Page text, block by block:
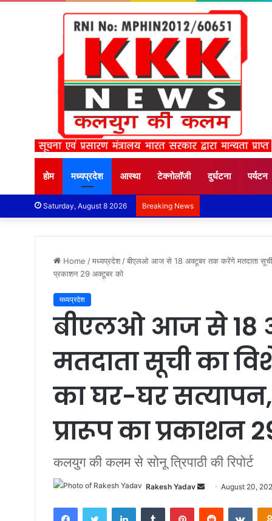
होम मध्यप्रदेश आस्था टेक्नोलॉजी दुर्घटना पर्यटन
Saturday, August 8 2026 Breaking News
Home /मध्यप्रदेश /बीएलओ आज से 18 अक्टूबर तक करेंगे मतदाता सूची
प्रकाशन 29 अक्टूबर को
मध्यप्रदेश
बीएलओ आज से 18
मतदाता सूची का
का घर-घर
प्रारूप का प्रकाशन
कलयुग की कलम से सोनू त्रिपाठी की रिपोर्ट
Rakesh Yadav
n
August 20,